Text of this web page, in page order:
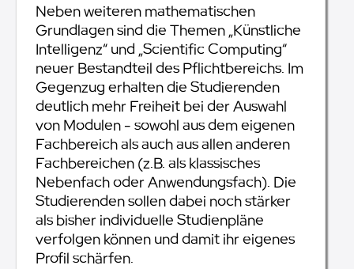
Neben weiteren mathematischen
Grundlagen sind die Themen „Künstliche
Intelligenz“ und „Scientific Computing“
neuer Bestandteil des Pflichtbereichs. Im
Gegenzug erhalten die Studierenden
deutlich mehr Freiheit bei der Auswahl
von Modulen - sowohl aus dem eigenen
Fachbereich als auch aus allen anderen
Fachbereichen (z.B. als klassisches
Nebenfach oder Anwendungsfach). Die
Studierenden sollen dabei noch stärker
als bisher individuelle Studienpläne
verfolgen können und damit ihr eigenes
Profil schärfen.